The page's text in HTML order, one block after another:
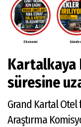
Üye Paneli
Haber
Arşivi
Haberleri
Ekonomi
Kartalkaya
süresine
Grand Kartal Otel
Araştırma